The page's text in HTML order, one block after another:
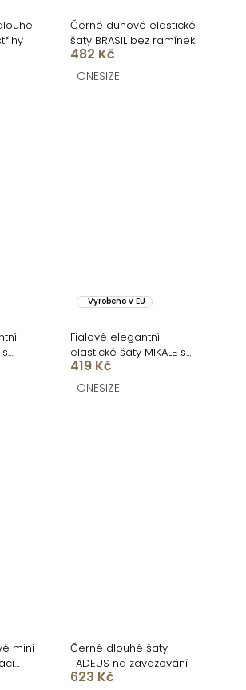
Černé duhové elastické
šaty BRASIL bez ramínek
482 Kč
ONESIZE
Vyrobeno v EU
Fialové elegantní
elastické šaty MIKALE s
průstřihy
419 Kč
ONESIZE
mini
Černé dlouhé šaty
TADEUS na zavazování
623 Kč